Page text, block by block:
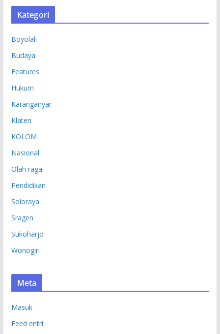
S
Kategori
Boyolali
Budaya
Features
Hukum
Karanganyar
Klaten
KOLOM
Nasional
Olah raga
Pendidikan
Soloraya
Sragen
Sukoharjo
Wonogiri
Meta
Masuk
Feed entri